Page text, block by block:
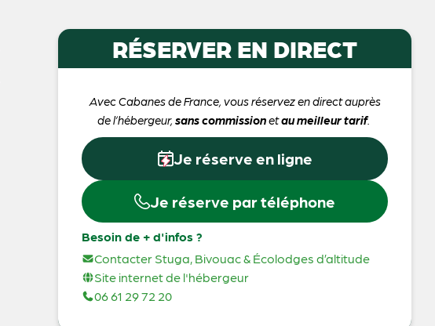
RÉSERVER EN DIRECT
Avec Cabanes de France, vous réservez en direct auprès
de l’hébergeur, sans commissionetau meilleur tarif.
Je réserve en ligne
Je réserve par téléphone
Besoin de + d'infos ?
Contacter Stuga, Bivouac & Écolodges d’altitude
Site internet de l'hébergeur
06 61 29 72 20